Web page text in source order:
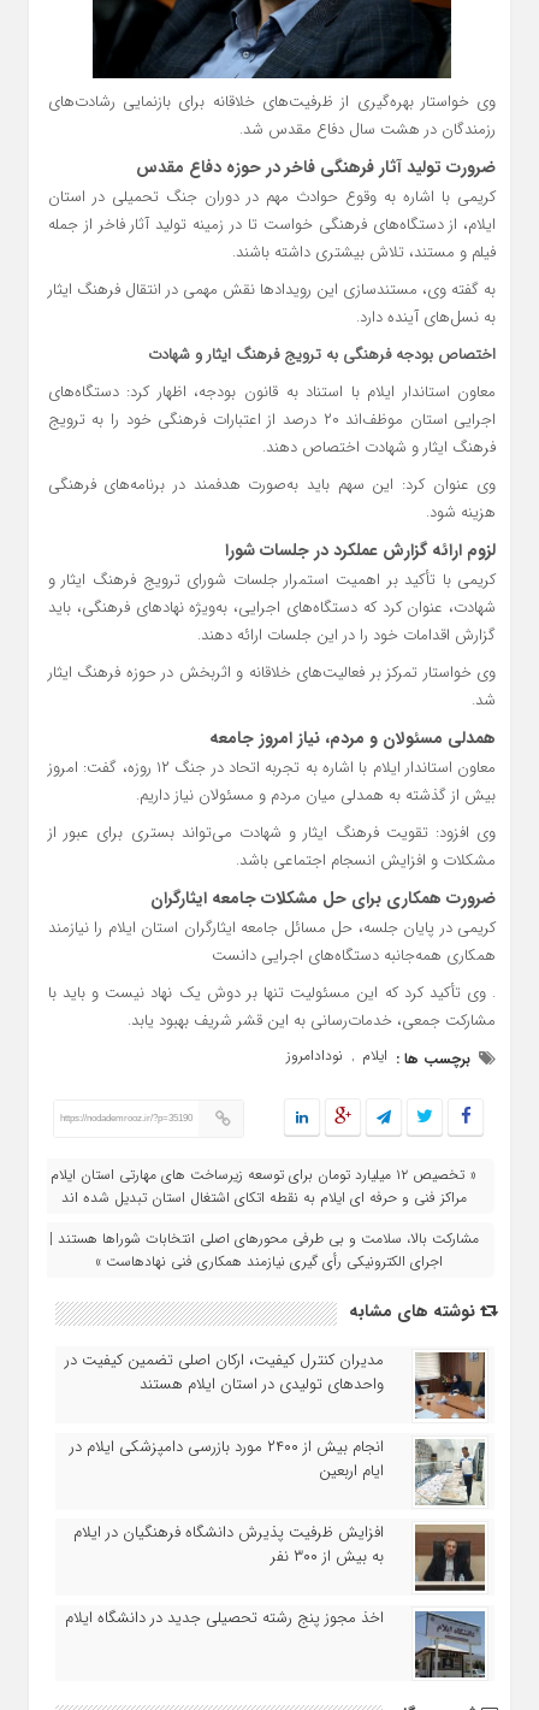
وی خواستار بهره‌گیری از ظرفیت‌های خلاقانه برای بازنمایی رشادت‌های
رزمندگان در هشت سال دفاع مقدس شد.
ضرورت تولید آثار فرهنگی فاخر در حوزه دفاع مقدس
کریمی با اشاره به وقوع حوادث مهم در دوران جنگ تحمیلی در استان
ایلام، از دستگاه‌های فرهنگی خواست تا در زمینه تولید آثار فاخر از جمله
فیلم و مستند، تلاش بیشتری داشته باشند.
به گفته وی، مستندسازی این رویدادها نقش مهمی در انتقال فرهنگ ایثار
به نسل‌های آینده دارد.
اختصاص بودجه فرهنگی به ترویج فرهنگ ایثار و شهادت
معاون استاندار ایلام با استناد به قانون بودجه، اظهار کرد: دستگاه‌های
اجرایی استان موظف‌اند ۲۰ درصد از اعتبارات فرهنگی خود را به ترویج
فرهنگ ایثار و شهادت اختصاص دهند.
وی عنوان کرد: این سهم باید به‌صورت هدفمند در برنامه‌های فرهنگی
هزینه شود.
لزوم ارائه گزارش عملکرد در جلسات شورا
کریمی با تأکید بر اهمیت استمرار جلسات شورای ترویج فرهنگ ایثار و
شهادت، عنوان کرد که دستگاه‌های اجرایی، به‌ویژه نهادهای فرهنگی، باید
گزارش اقدامات خود را در این جلسات ارائه دهند.
وی خواستار تمرکز بر فعالیت‌های خلاقانه و اثربخش در حوزه فرهنگ ایثار
شد.
همدلی مسئولان و مردم، نیاز امروز جامعه
معاون استاندار ایلام با اشاره به تجربه اتحاد در جنگ ۱۲ روزه، گفت: امروز
بیش از گذشته به همدلی میان مردم و مسئولان نیاز داریم.
وی افزود: تقویت فرهنگ ایثار و شهادت می‌تواند بستری برای عبور از
مشکلات و افزایش انسجام اجتماعی باشد.
ضرورت همکاری برای حل مشکلات جامعه ایثارگران
کریمی در پایان جلسه، حل مسائل جامعه ایثارگران استان ایلام را نیازمند
همکاری همه‌جانبه دستگاه‌های اجرایی دانست
. وی تأکید کرد که این مسئولیت تنها بر دوش یک نهاد نیست و باید با
مشارکت جمعی، خدمات‌رسانی به این قشر شریف بهبود یابد.
برچسب ها : ایلام , نودادامروز
https://nodademrooz.ir/?p=35190
« تخصیص ۱۲ میلیارد تومان برای توسعه زیرساخت‌ های مهارتی استان ایلام |
مراکز فنی‌ و حرفه‌ ای ایلام به نقطه اتکای اشتغال استان تبدیل شده‌ اند
مشارکت بالا، سلامت و بی‌ طرفی محورهای اصلی انتخابات شوراها هستند |
اجرای الکترونیکی رأی‌ گیری نیازمند همکاری فنی نهادهاست »
نوشته های مشابه
مدیران کنترل کیفیت، ارکان اصلی تضمین کیفیت در
واحدهای تولیدی در استان ایلام هستند
انجام بیش از ۲۴۰۰ مورد بازرسی دامپزشکی ایلام در
ایام اربعین
افزایش ظرفیت پذیرش دانشگاه فرهنگیان در ایلام
به بیش از ۳۰۰ نفر
اخذ مجوز پنج رشته تحصیلی جدید در دانشگاه ايلام